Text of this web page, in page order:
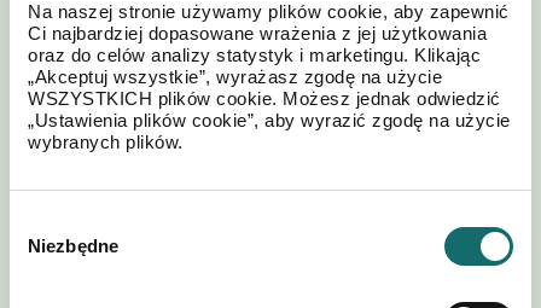
Na naszej stronie używamy plików cookie, aby zapewnić
Ci najbardziej dopasowane wrażenia z jej użytkowania
oraz do celów analizy statystyk i marketingu. Klikając
„Akceptuj wszystkie”, wyrażasz zgodę na użycie
WSZYSTKICH plików cookie. Możesz jednak odwiedzić
„Ustawienia plików cookie”, aby wyrazić zgodę na użycie
wybranych plików.
zgody
Niezbędne